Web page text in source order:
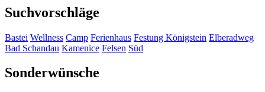
Suchvorschläge
Bastei Wellness Camp Ferienhaus Festung Königstein Elberadweg
Bad Schandau Kamenice Felsen Süd
Sonderwünsche